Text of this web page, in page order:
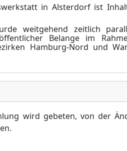
in Alsterdorf ist
weitgehend zeitlich
Belange im
Hamburg-Nord und
wird gebeten, von der